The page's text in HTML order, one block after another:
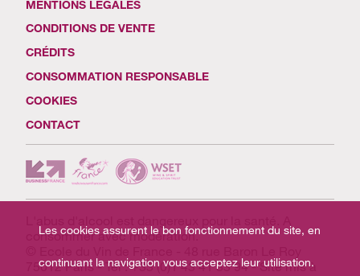
Les cookies assurent le bon fonctionnement du site, en
continuant la navigation vous acceptez leur utilisation.
MENTIONS LÉGALES
CONDITIONS DE VENTE
CRÉDITS
CONSOMMATION RESPONSABLE
COOKIES
CONTACT
consommer avec modération.
75012 Paris - Tél : +33 (0)1 43 41 33 94 - Site mis à